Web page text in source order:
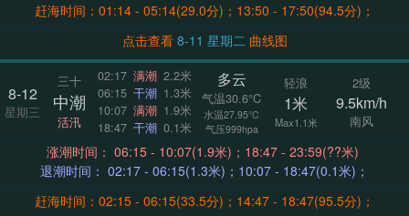
赶海时间：01:14 - 05:14(29.0分)；13:50 - 17:50(94.5分)；
点击查看
8-11 星期二 曲线图
8-12
星期三
三十
中潮
活汛
02:17 满潮 2.2米
06:15 干潮 1.3米
10:07 满潮 1.9米
18:47 干潮 0.1米
多云
气温30.6°C
水温27.95°C
气压999hpa
轻浪
1米
Max1.1米
2级
9.5km/h
南风
涨潮时间： 06:15 - 10:07(1.9米)；18:47 - 23:59(??米)
退潮时间： 02:17 - 06:15(1.3米)；10:07 - 18:47(0.1米)；
赶海时间：02:15 - 06:15(33.5分)；14:47 - 18:47(95.5分)；